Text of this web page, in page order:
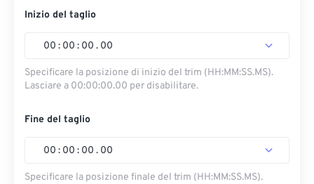
Inizio del taglio
00 : 00 : 00 . 00
Specificare la posizione di inizio del trim (HH:MM:SS.MS).
Lasciare a 00:00:00.00 per disabilitare.
Fine del taglio
00 : 00 : 00 . 00
Specificare la posizione finale del trim (HH:MM:SS.MS).